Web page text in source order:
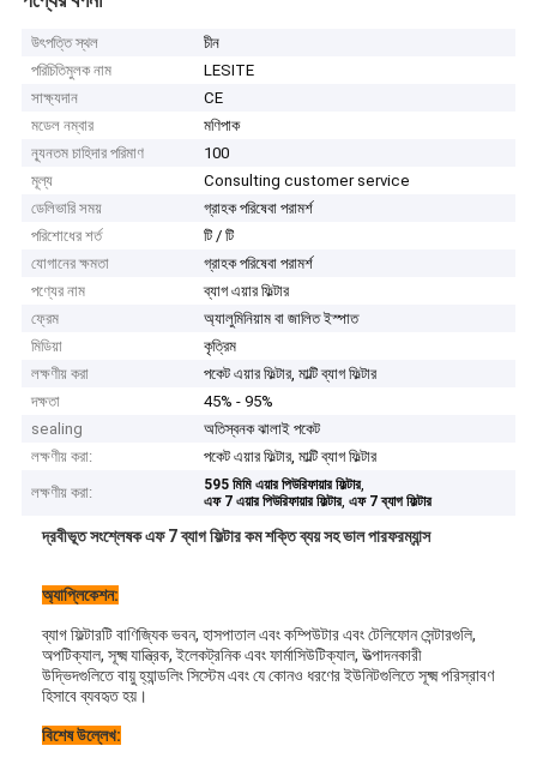
উৎপত্তি স্থল
চীন
পরিচিতিমুলক নাম
LESITE
সাক্ষ্যদান
CE
মডেল নম্বার
মণিপাক
ন্যূনতম চাহিদার পরিমাণ
100
মূল্য
Consulting customer service
ডেলিভারি সময়
গ্রাহক পরিষেবা পরামর্শ
পরিশোধের শর্ত
টি / টি
যোগানের ক্ষমতা
গ্রাহক পরিষেবা পরামর্শ
পণ্যের নাম
ব্যাগ এয়ার ফিল্টার
ফ্রেম
অ্যালুমিনিয়াম বা জালিত ইস্পাত
মিডিয়া
কৃত্রিম
লক্ষণীয় করা
পকেট এয়ার ফিল্টার, মাল্টি ব্যাগ ফিল্টার
দক্ষতা
45% - 95%
sealing
অতিস্বনক ঝালাই পকেট
লক্ষণীয় করা:
পকেট এয়ার ফিল্টার, মাল্টি ব্যাগ ফিল্টার
লক্ষণীয় করা:
595 মিমি এয়ার পিউরিফায়ার ফিল্টার,
এফ 7 এয়ার পিউরিফায়ার ফিল্টার,এফ 7 ব্যাগ ফিল্টার
দ্রবীভূত সংশ্লেষক এফ 7 ব্যাগ ফিল্টার কম শক্তি ব্যয় সহ ভাল পারফরম্যান্স
অ্যাপ্লিকেশন:
ব্যাগ ফিল্টারটি বাণিজ্যিক ভবন, হাসপাতাল এবং কম্পিউটার এবং টেলিফোন সেন্টারগুলি,
অপটিক্যাল, সূক্ষ্ম যান্ত্রিক, ইলেকট্রনিক এবং ফার্মাসিউটিক্যাল, উত্পাদনকারী
উদ্ভিদগুলিতে বায়ু হ্যান্ডলিং সিস্টেম এবং যে কোনও ধরণের ইউনিটগুলিতে সূক্ষ্ম পরিস্রাবণ
হিসাবে ব্যবহৃত হয়।
বিশেষ উল্লেখ: